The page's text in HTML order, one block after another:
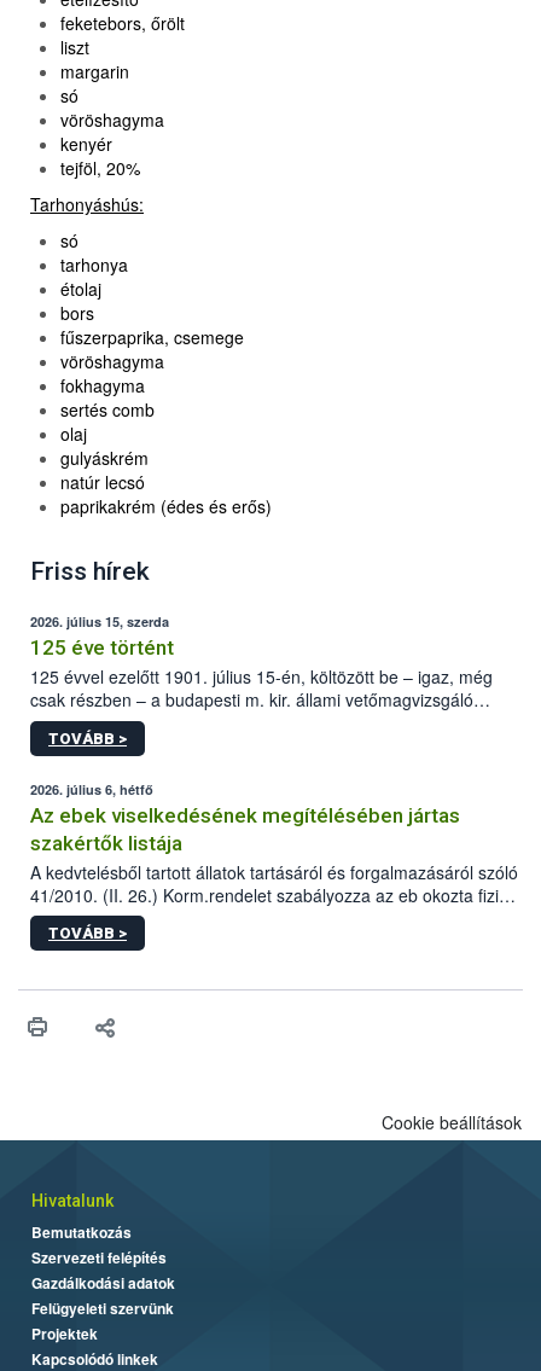
feketebors, őrölt
liszt
margarin
só
vöröshagyma
kenyér
tejföl, 20%
Tarhonyáshús:
só
tarhonya
étolaj
bors
fűszerpaprika, csemege
vöröshagyma
fokhagyma
sertés comb
olaj
gulyáskrém
natúr lecsó
paprikakrém (édes és erős)
Friss hírek
2026. július 15, szerda
125 éve történt
125 évvel ezelőtt 1901. július 15-én, költözött be – igaz, még
csak részben – a budapesti m. kir. állami vetőmagvizsgáló
állomás a Kis Rókus utca 15. szám alatti, Czigler Győző által
tervezett új épületébe.
TOVÁBB >
2026. július 6, hétfő
Az ebek viselkedésének megítélésében jártas
szakértők listája
A kedvtelésből tartott állatok tartásáról és forgalmazásáról szóló
41/2010. (II. 26.) Korm.rendelet szabályozza az eb okozta fizikai
sérülés, illetve ennek veszélye keletkezésekor felmerülő
hatósági feladatokat, valamint a veszélyes eb tartását és annak
vonni az ebek viselkedésének megítélésében jártas szakértőt.
TOVÁBB >
Cookie beállítások
Hivatalunk
Bemutatkozás
Szervezeti felépítés
Gazdálkodási adatok
Felügyeleti szervünk
Projektek
Kapcsolódó linkek